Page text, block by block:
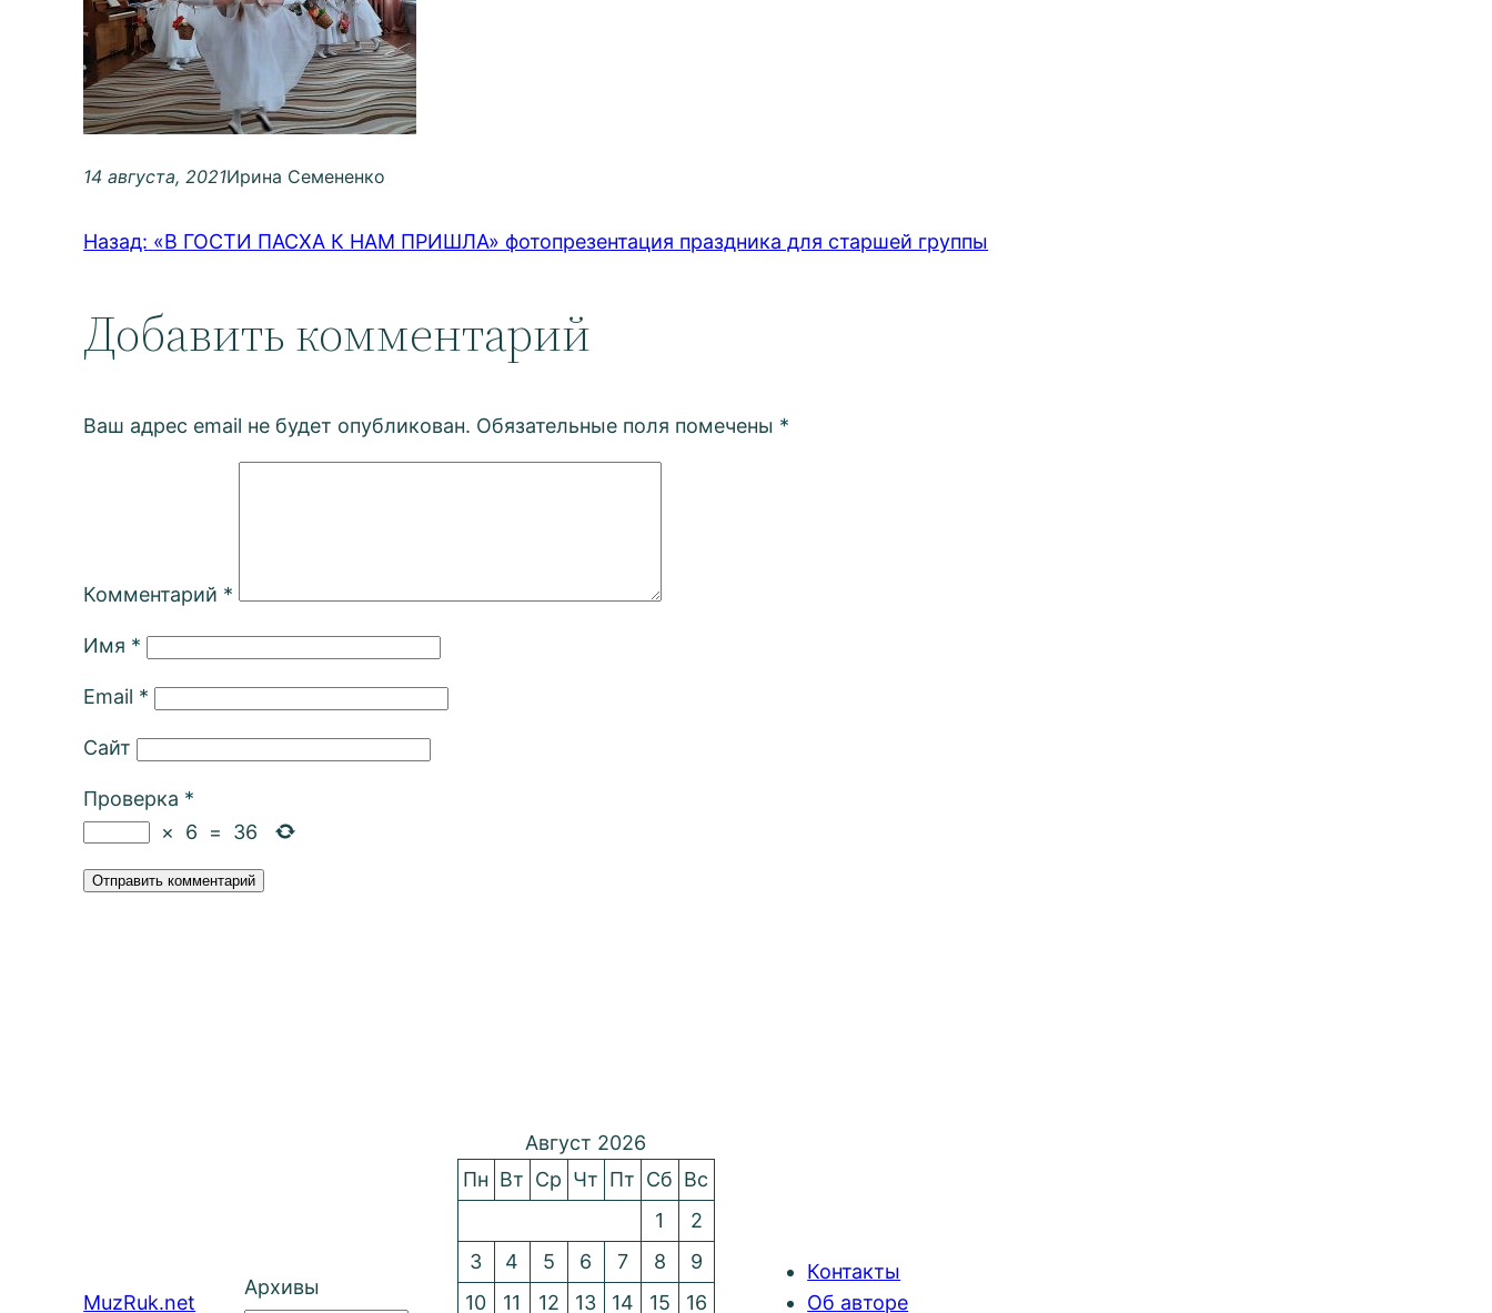
14 августа, 2021Ирина Семененко
Назад: «В ГОСТИ ПАСХА К НАМ ПРИШЛА» фотопрезентация праздника для старшей группы
Добавить комментарий
Ваш адрес email не будет опубликован. Обязательные поля помечены *
Комментарий *
Имя *
Email *
Сайт
Проверка *
×
6 = 36
MuzRuk.net
Архивы
Август 2026
Пн Вт Ср Чт Пт Сб Вс
1
2
3
4 5 6 7 8
9
10
11 12 13 14 15 16
Контакты
Об авторе